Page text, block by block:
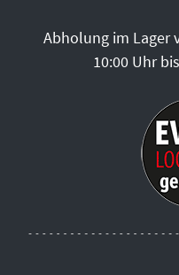
Abholung im Lager
10:00 Uhr